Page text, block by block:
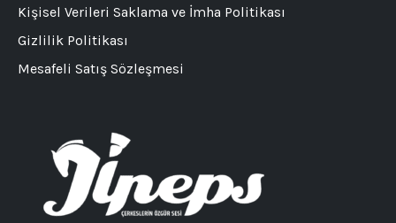
Kişisel Verileri Saklama ve İmha Politikası
Gizlilik Politikası
Mesafeli Satış Sözleşmesi